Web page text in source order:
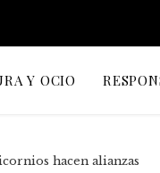
Y OCIO
hacen alianzas